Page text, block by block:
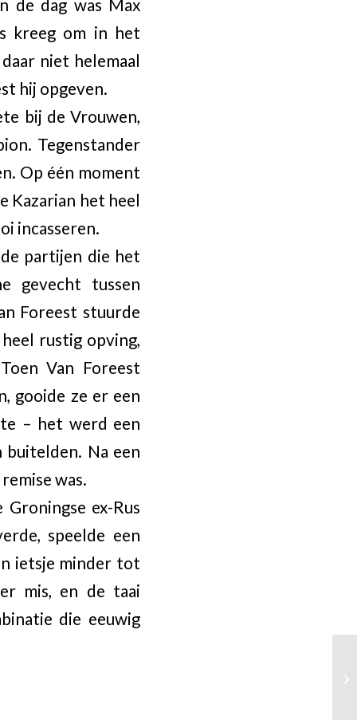
de dag was Max
kreeg om in het
niet helemaal
hij opgeven.
bij de Vrouwen,
Tegenstander
Op één moment
Kazarian het heel
incasseren.
partijen die het
gevecht tussen
Foreest stuurde
rustig opving,
Van Foreest
gooide ze er een
– het werd een
Na een
was.
ex-Rus
speelde een
ietsje minder tot
mis, en de taai
die eeuwig